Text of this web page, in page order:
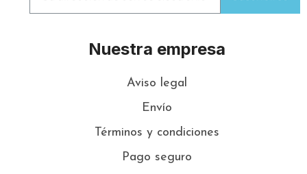
Nuestra empresa
Aviso legal
Envío
Términos y condiciones
Pago seguro